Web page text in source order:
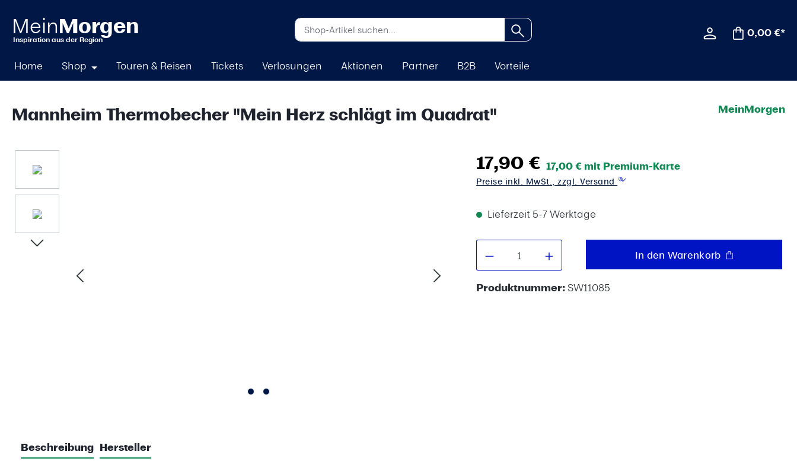
0,00 €*
Home Shop Touren & Reisen Tickets Verlosungen Aktionen Partner B2B Vorteile
Mannheim Thermobecher "Mein Herz schlägt im Quadrat" MeinMorgen
17,90 € 17,00 € mit Premium-Karte
Preise inkl. MwSt., zzgl. Versand
Lieferzeit 5-7 Werktage
Produkt Anzahl: Gib den gewünschten
In den Warenkorb
Produktnummer:SW11085
Beschreibung Hersteller